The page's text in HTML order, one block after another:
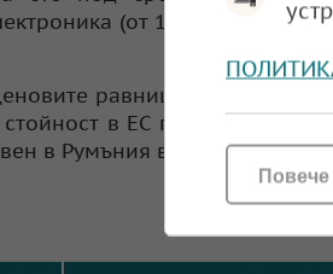
(от 11 на сто под
равнища на храните и
в ЕС през 2024 г.,
в Румъния в Полша (86,8